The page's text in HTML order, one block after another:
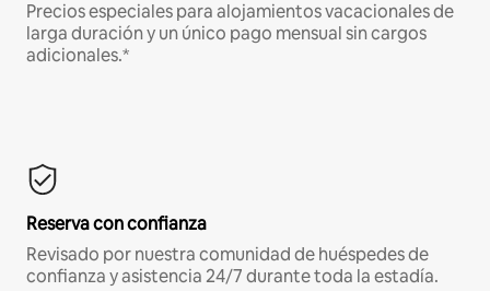
Precios especiales para alojamientos vacacionales de
larga duración y un único pago mensual sin cargos
adicionales.*
Reserva con confianza
Revisado por nuestra comunidad de huéspedes de
confianza y asistencia 24/7 durante toda la estadía.